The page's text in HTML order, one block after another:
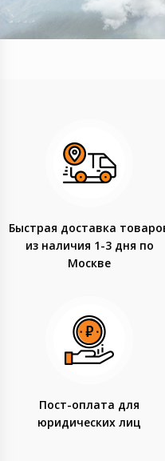
Быстрая доставка
из наличия 1-3 дня по
Москве
Пост-оплата для
юридических лиц